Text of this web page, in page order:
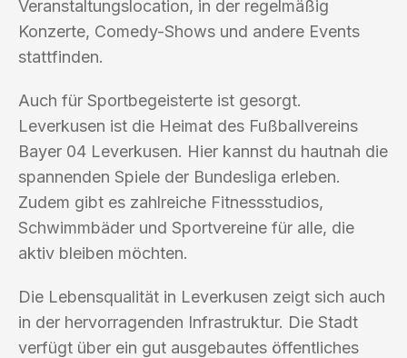
Veranstaltungslocation, in der regelmäßig
Konzerte, Comedy-Shows und andere Events
stattfinden.
Auch für Sportbegeisterte ist gesorgt.
Leverkusen ist die Heimat des Fußballvereins
Bayer 04 Leverkusen. Hier kannst du hautnah die
spannenden Spiele der Bundesliga erleben.
Zudem gibt es zahlreiche Fitnessstudios,
Schwimmbäder und Sportvereine für alle, die
aktiv bleiben möchten.
Die Lebensqualität in Leverkusen zeigt sich auch
in der hervorragenden Infrastruktur. Die Stadt
verfügt über ein gut ausgebautes öffentliches